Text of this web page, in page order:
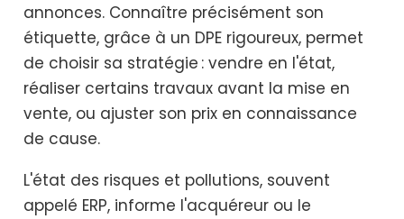
annonces. Connaître précisément son
étiquette, grâce à un DPE rigoureux, permet
de choisir sa stratégie : vendre en l'état,
réaliser certains travaux avant la mise en
vente, ou ajuster son prix en connaissance
de cause.
L'état des risques et pollutions, souvent
appelé ERP, informe l'acquéreur ou le